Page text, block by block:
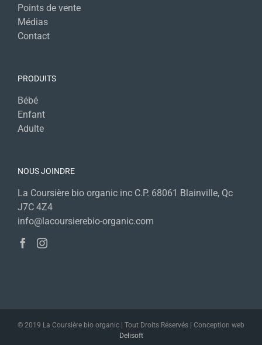
Points de vente
Médias
Contact
PRODUITS
Bébé
Enfant
Adulte
NOUS JOINDRE
La Coursière bio organic inc C.P. 68061 Blainville, Qc
J7C 4Z4
info@lacoursierebio-organic.com
© 2019 La Coursière bio organic | Tout Droits Réservés | Conception web
Delisoft